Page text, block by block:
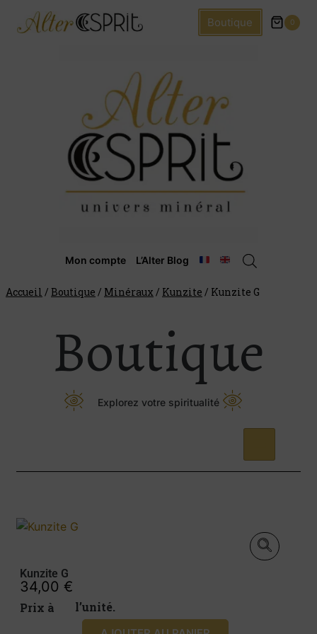
Boutique 0
Mon compte L’Alter Blog
Accueil / Boutique / Minéraux / Kunzite / Kunzite G
Boutique
Explorez votre spiritualité
Kunzite G
34,00 €
Prix à l’unité.